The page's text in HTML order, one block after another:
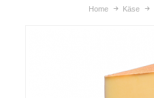
Home Käse